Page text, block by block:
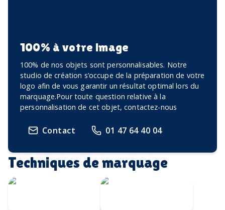
100% à votre image
100% de nos objets sont personnalisables. Notre
studio de création s’occupe de la préparation de votre
logo afin de vous garantir un résultat optimal lors du
marquage.Pour toute question relative à la
personnalisation de cet objet, contactez-nous
Contact 01 47 64 40 04
Techniques de marquage